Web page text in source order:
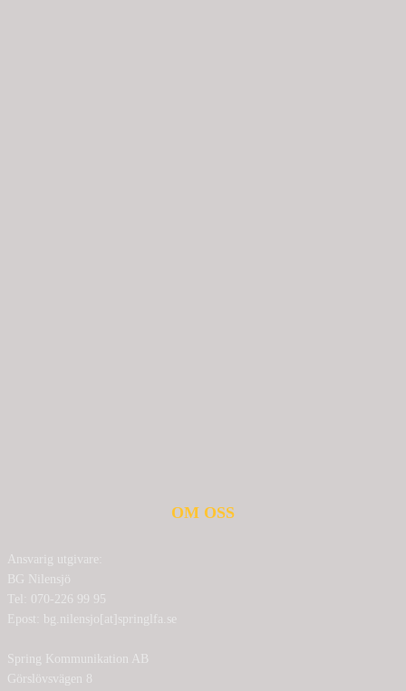
OM OSS
Ansvarig utgivare:
BG Nilensjö
Tel: 070-226 99 95
Epost: bg.nilensjo[at]springlfa.se
Spring Kommunikation AB
Görslövsvägen 8